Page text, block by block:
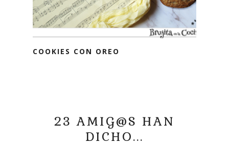
COOKIES CON OREO
23 AMIG@S HAN
DICHO...